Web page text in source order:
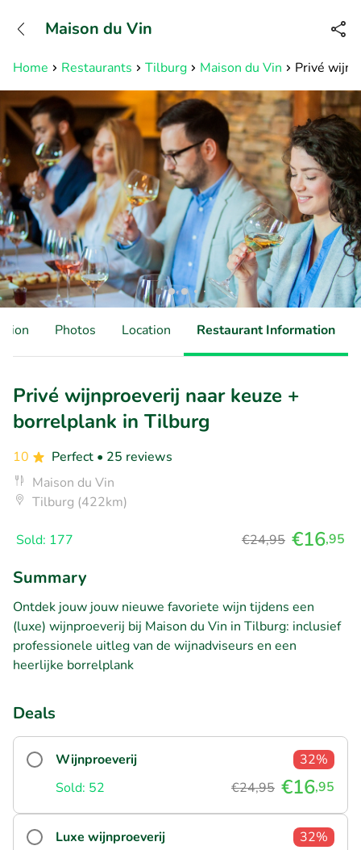
Available until 23:00
Home Restaurants Tilburg Maison du Vin Privé
Maison du Vin
Photos Location Restaurant Information
Privé wijnproeverij naar keuze +
borrelplank in Tilburg
10 Perfect • 25 reviews
Maison du Vin
Tilburg (422km)
Sold: 177 €24,95 €16,95
Summary
Ontdek jouw jouw nieuwe favoriete wijn tijdens een
(luxe) wijnproeverij bij Maison du Vin in Tilburg: inclusief
professionele uitleg van de wijnadviseurs en een
heerlijke borrelplank
Deals
Wijnproeverij
32%
Sold: 52
€24,95 €16,95
Luxe wijnproeverij
32%